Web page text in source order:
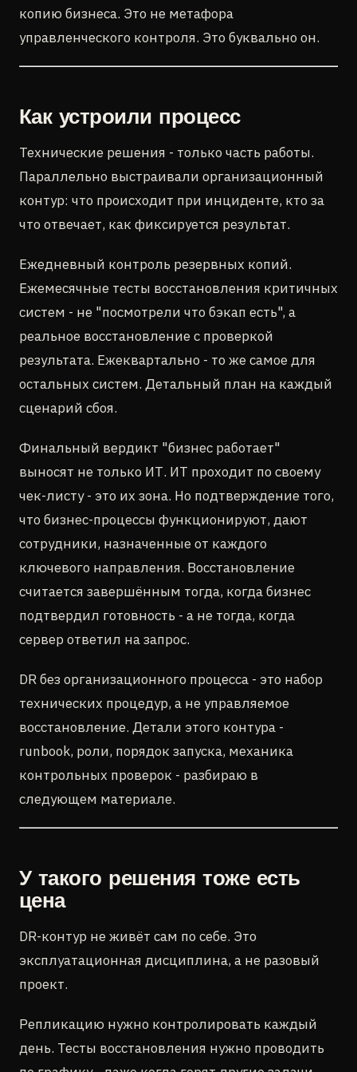
копию бизнеса. Это не метафора
управленческого контроля. Это буквально он.
Как устроили процесс
Технические решения - только часть работы.
Параллельно выстраивали организационный
контур: что происходит при инциденте, кто за
что отвечает, как фиксируется результат.
Ежедневный контроль резервных копий.
Ежемесячные тесты восстановления критичных
систем - не "посмотрели что бэкап есть", а
реальное восстановление с проверкой
результата. Ежеквартально - то же самое для
остальных систем. Детальный план на каждый
сценарий сбоя.
Финальный вердикт "бизнес работает"
выносят не только ИТ. ИТ проходит по своему
чек-листу - это их зона. Но подтверждение того,
что бизнес-процессы функционируют, дают
сотрудники, назначенные от каждого
ключевого направления. Восстановление
считается завершённым тогда, когда бизнес
подтвердил готовность - а не тогда, когда
сервер ответил на запрос.
DR без организационного процесса - это набор
технических процедур, а не управляемое
восстановление. Детали этого контура -
runbook, роли, порядок запуска, механика
контрольных проверок - разбираю в
следующем материале.
У такого решения тоже есть
цена
DR-контур не живёт сам по себе. Это
эксплуатационная дисциплина, а не разовый
проект.
Репликацию нужно контролировать каждый
день. Тесты восстановления нужно проводить